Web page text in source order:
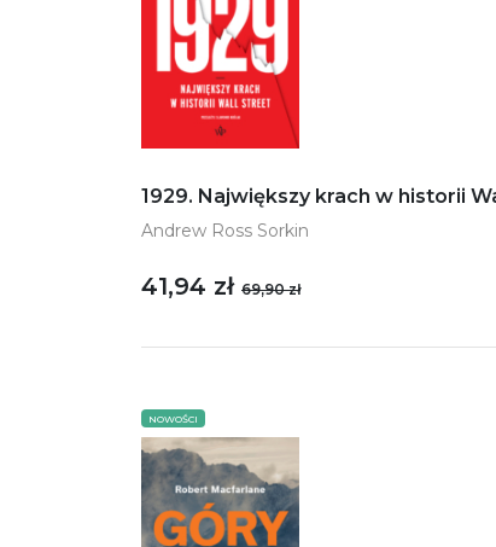
1929. Największy krach w historii
Andrew Ross Sorkin
41,94 zł 69,90 zł
NOWOŚCI